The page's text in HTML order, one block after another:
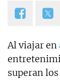
Al viajar en
superan los